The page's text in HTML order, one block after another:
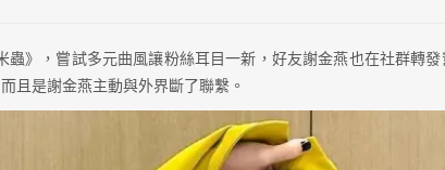
》，嘗試多元曲風讓粉絲耳目一新，好友謝金燕也在社群轉發
且是謝金燕主動與外界斷了聯繫。